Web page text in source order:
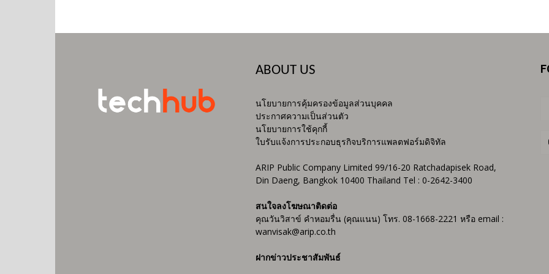
ABOUT US
นโยบายการคุ้มครองข้อมูลส่วนบุคคล
ประกาศความเป็นส่วนตัว
นโยบายการใช้คุกกี้
ใบรับแจ้งการประกอบธุรกิจบริการแพลตฟอร์มดิจิทัล
ARIP Public Company Limited 99/16-20 Ratchadapisek Road,
Din Daeng, Bangkok 10400 Thailand Tel : 0-2642-3400
สนใจลงโฆษณาติดต่อ
คุณวันวิสาข์ คำหอมรื่น (คุณแนน) โทร. 08-1668-2221 หรือ email :
wanvisak@arip.co.th
ฝากข่าวประชาสัมพันธ์